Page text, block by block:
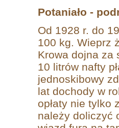
Potaniało -
Od 1928 r. do
100 kg. Wieprz
Krowa dojna za
10 litrów nafty
jednoskibowy
lat dochody w
opłaty nie tylko
należy doliczyć